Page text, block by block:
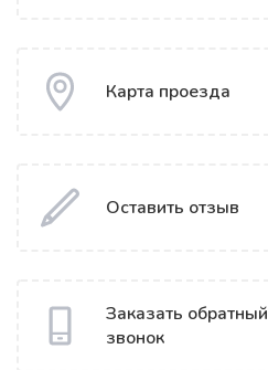
Карта проезда
Оставить отзыв
Заказать обратный
звонок